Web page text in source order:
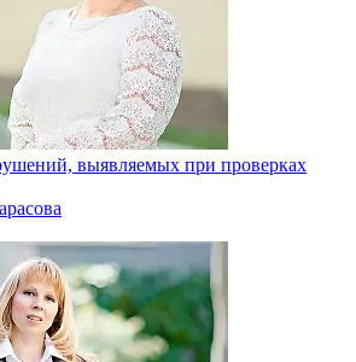
выявляемых при проверках